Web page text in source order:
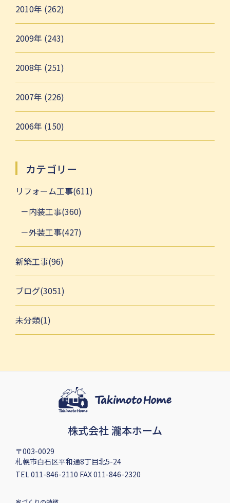
2010年 (262)
2009年 (243)
2008年 (251)
2007年 (226)
2006年 (150)
カテゴリー
リフォーム工事(611)
内装工事(360)
外装工事(427)
新築工事(96)
ブログ(3051)
未分類(1)
株式会社 瀧本ホーム
〒003-0029
札幌市白石区平和通8丁目北5-24
TEL 011-846-2110 FAX 011-846-2320